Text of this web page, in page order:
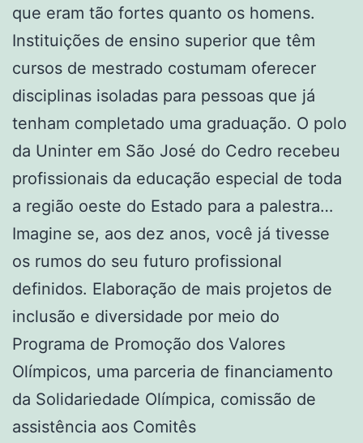
que eram tão fortes quanto os homens.
Instituições de ensino superior que têm
cursos de mestrado costumam oferecer
disciplinas isoladas para pessoas que já
tenham completado uma graduação. O polo
da Uninter em São José do Cedro recebeu
profissionais da educação especial de toda
a região oeste do Estado para a palestra…
Imagine se, aos dez anos, você já tivesse
os rumos do seu futuro profissional
definidos. Elaboração de mais projetos de
inclusão e diversidade por meio do
Programa de Promoção dos Valores
Olímpicos, uma parceria de financiamento
da Solidariedade Olímpica, comissão de
assistência aos Comitês